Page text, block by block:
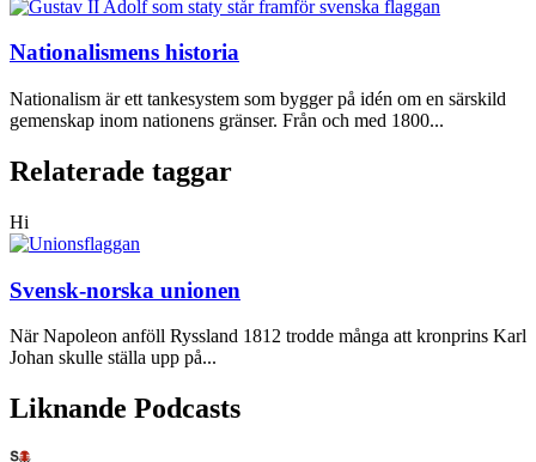
Nationalismens historia
Nationalism är ett tankesystem som bygger på idén om en särskild
gemenskap inom nationens gränser. Från och med 1800...
Relaterade taggar
Hi
Svensk-norska unionen
När Napoleon anföll Ryssland 1812 trodde många att kronprins Karl
Johan skulle ställa upp på...
Liknande Podcasts